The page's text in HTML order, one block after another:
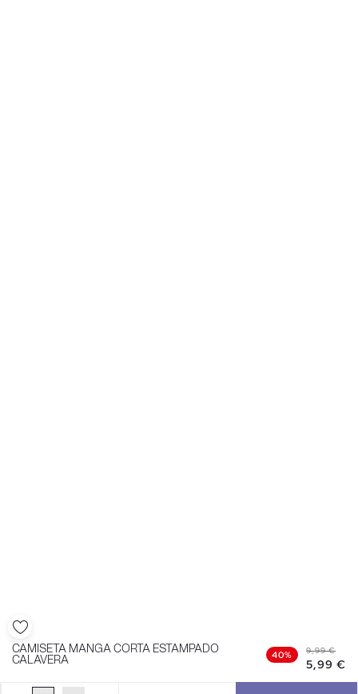
CAMISETA MANGA CORTA ESTAMPADO
CALAVERA
40% 9,99 €
5,99 €